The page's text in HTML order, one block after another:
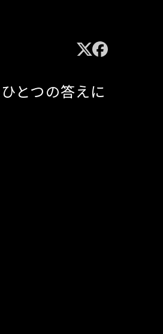
とつの答えに